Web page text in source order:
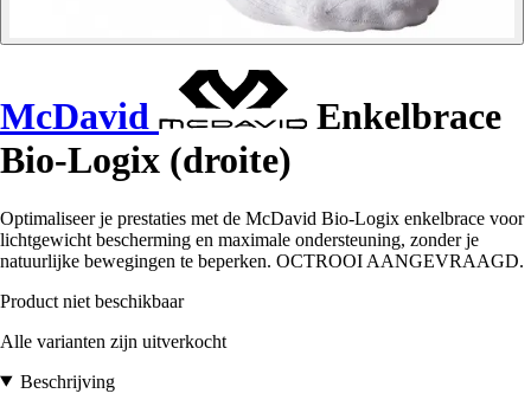
McDavid
Enkelbrace
Bio-Logix (droite)
Optimaliseer je prestaties met de McDavid Bio-Logix enkelbrace voor
lichtgewicht bescherming en maximale ondersteuning, zonder je
natuurlijke bewegingen te beperken. OCTROOI AANGEVRAAGD.
Product niet beschikbaar
Alle varianten zijn uitverkocht
Beschrijving